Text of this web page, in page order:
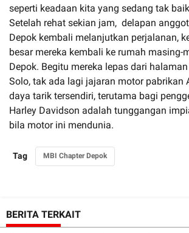
seperti keadaan kita yang sedang tak
Setelah rehat sekian jam, delapan
Depok kembali melanjutkan perjalanan,
besar mereka kembali ke rumah masing-
Depok. Begitu mereka lepas dari
Solo, tak ada lagi jajaran motor pabrikan
daya tarik tersendiri, terutama bagi
Harley Davidson adalah tunggangan
bila motor ini mendunia.
Tag MBI Chapter Depok
BERITA TERKAIT